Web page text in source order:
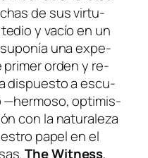
de sus vir­tu­
y va­cío en un
una ex­pe­
pri­mer or­den y re­
dis­pues­to a es­cu­
—her­mo­so, op­ti­mis­
con la na­tu­ra­le­za
pa­pel en el
The Witness,